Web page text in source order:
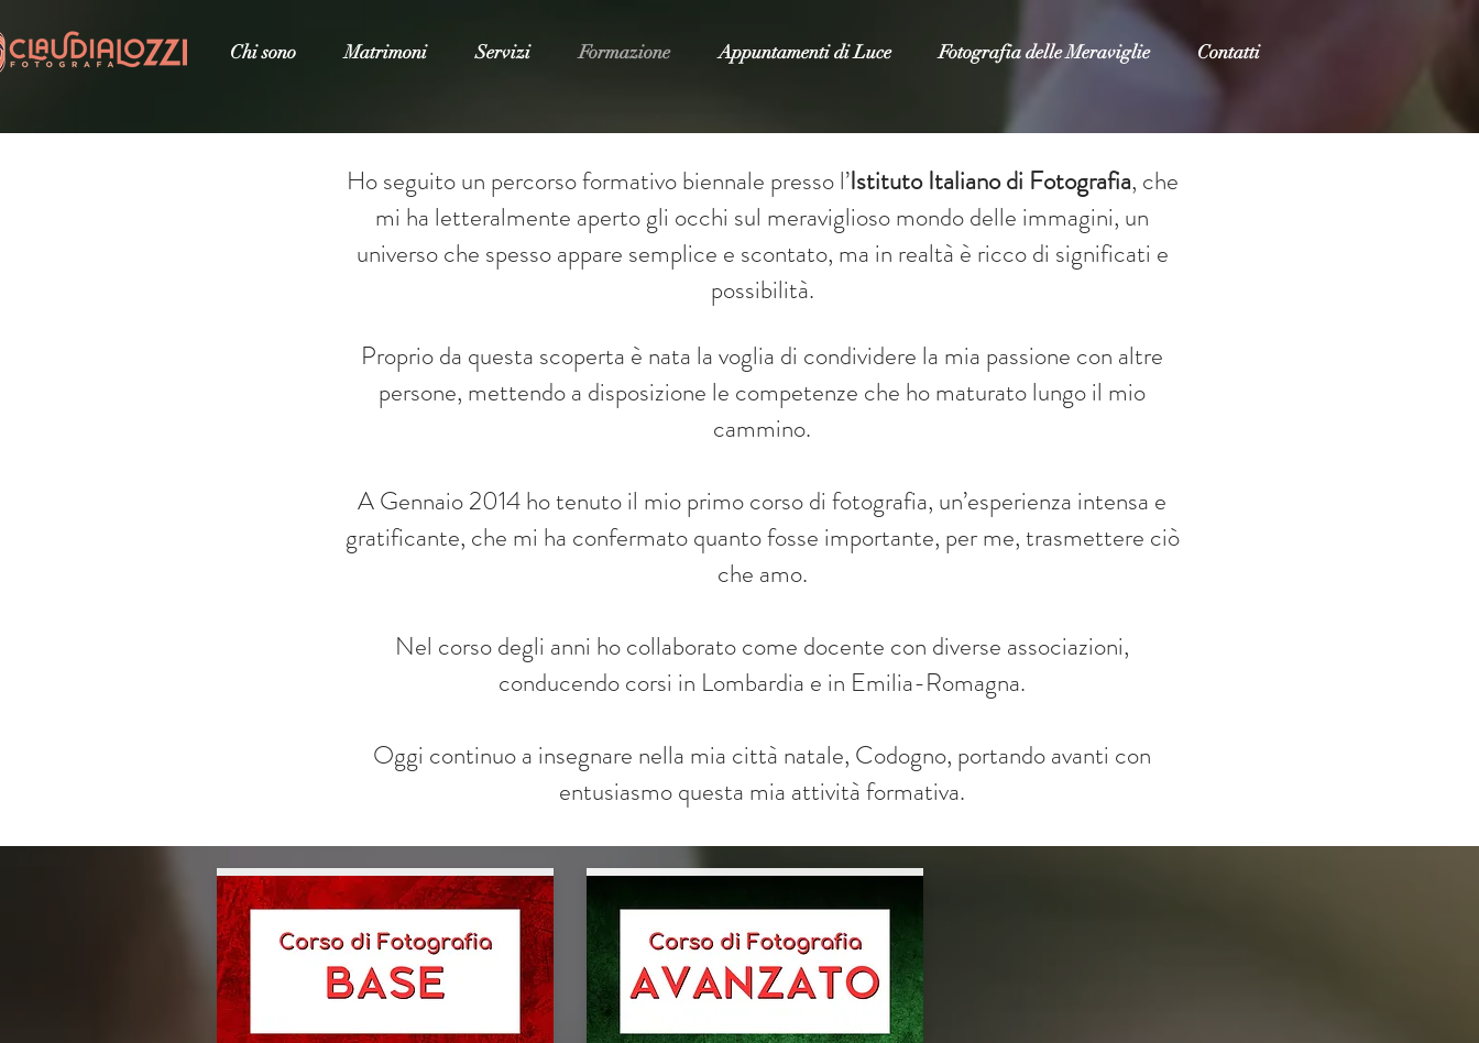
Chi sono Matrimoni Servizi Formazione Appuntamenti di Luce Fotografia delle Meraviglie Contatti
Ho seguito un percorso formativo biennale presso l’Istituto Italiano di Fotografia, che
mi ha letteralmente aperto gli occhi sul meraviglioso mondo delle immagini, un
universo che spesso appare semplice e scontato, ma in realtà è ricco di significati e
possibilità.
Proprio da questa scoperta è nata la voglia di condividere la mia passione con altre
persone, mettendo a disposizione le competenze che ho maturato lungo il mio
cammino.
A Gennaio 2014 ho tenuto il mio primo corso di fotografia, un’esperienza intensa e
gratificante, che mi ha confermato quanto fosse importante, per me, trasmettere ciò
che amo.
Nel corso degli anni ho collaborato come docente con diverse associazioni,
conducendo corsi in Lombardia e in Emilia-Romagna.
Oggi continuo a insegnare nella mia città natale, Codogno, portando avanti con
entusiasmo questa mia attività formativa.